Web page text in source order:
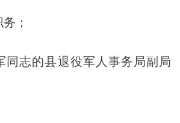
；
同志的县退役军人事务局副局